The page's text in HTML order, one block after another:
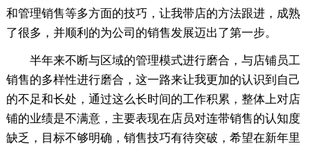
和管理销售等多方面的技巧，让我带店的方法跟进，成熟
了很多，并顺利的为公司的销售发展迈出了第一步。
半年来不断与区域的管理模式进行磨合，与店铺员工
销售的多样性进行磨合，这一路来让我更加的认识到自己
的不足和长处，通过这么长时间的工作积累，整体上对店
铺的业绩是不满意，主要表现在店员对连带销售的认知度
缺乏，目标不够明确，销售技巧有待突破，希望在新年里